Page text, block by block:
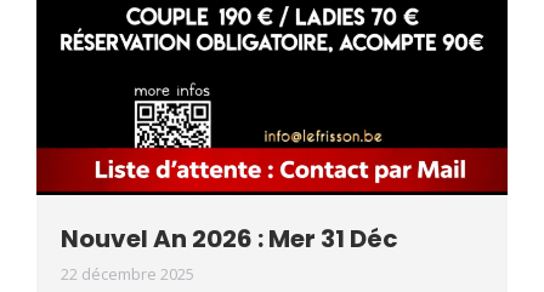
Nouvel An 2026 : Mer 31 Déc
22 décembre 2025